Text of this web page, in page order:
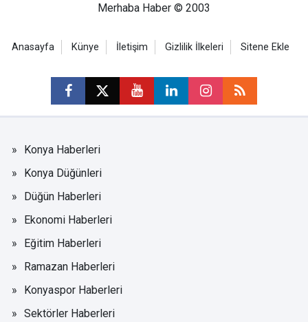
Merhaba Haber © 2003
Anasayfa Künye İletişim Gizlilik İlkeleri Sitene Ekle
Konya Haberleri
Konya Düğünleri
Düğün Haberleri
Ekonomi Haberleri
Eğitim Haberleri
Ramazan Haberleri
Konyaspor Haberleri
Sektörler Haberleri